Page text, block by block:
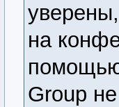
на
помощью
Group